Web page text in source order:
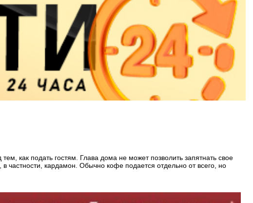
как подать гостям. Глава дома не может позволить запятнать свое
частности, кардамон. Обычно кофе подается отдельно от всего, но